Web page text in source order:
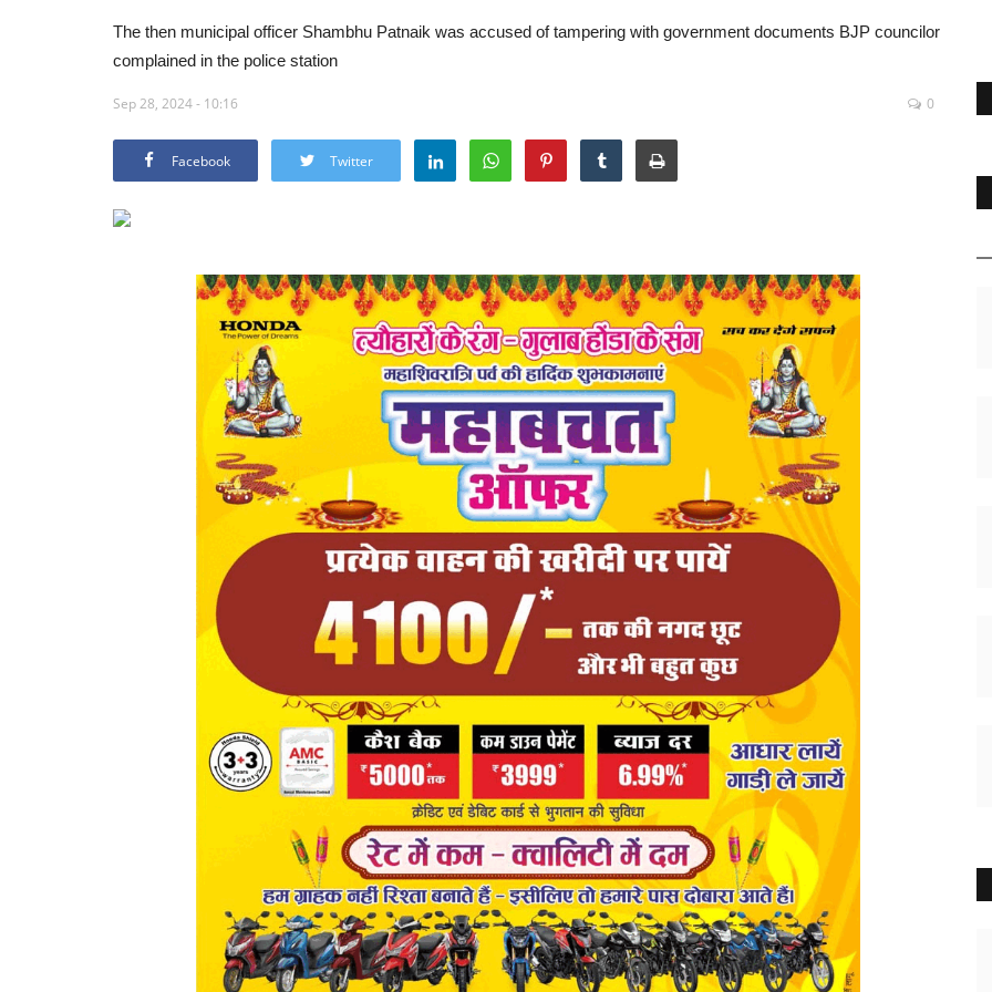
The then municipal officer Shambhu Patnaik was accused of tampering with government documents BJP councilor
complained in the police station
Sep 28, 2024 - 10:16 0
Facebook Twitter